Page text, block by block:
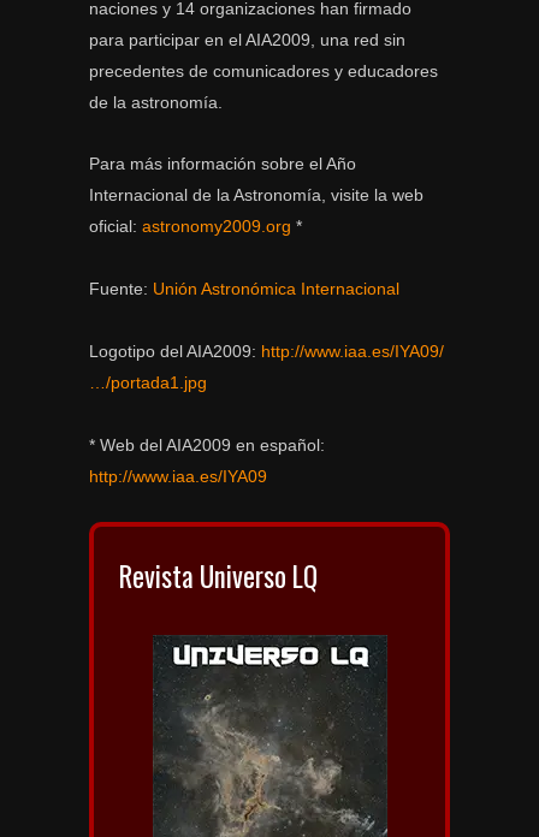
naciones y 14 organizaciones han firmado
para participar en el AIA2009, una red sin
precedentes de comunicadores y educadores
de la astronomía.
Para más información sobre el Año
Internacional de la Astronomía, visite la web
oficial: astronomy2009.org *
Fuente: Unión Astronómica Internacional
Logotipo del AIA2009: http://www.iaa.es/IYA09/
…/portada1.jpg
* Web del AIA2009 en español:
http://www.iaa.es/IYA09
Revista Universo LQ